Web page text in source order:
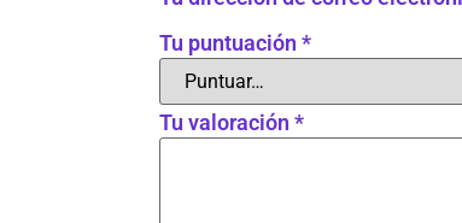
Tu puntuación *
Tu valoración *